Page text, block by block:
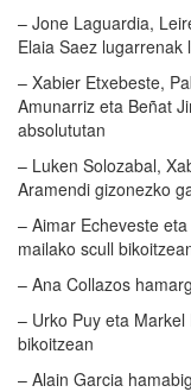
– Jone Laguardia,
Elaia Saez lugarrenak
– Xabier Etxebeste,
Amunarriz eta Beñat
absolututan
– Luken Solozabal,
Aramendi gizonezko
– Aimar Echeveste
mailako scull
– Ana Collazos
– Urko Puy eta
bikoitzean
– Alain Garcia